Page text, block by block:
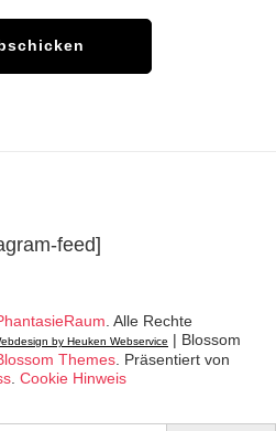
feed]
. Alle Rechte
by Heuken Webservice | Blossom
Themes. Präsentiert von
. Cookie Hinweis